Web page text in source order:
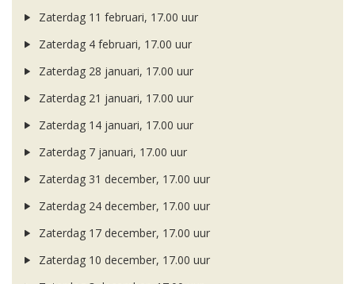
Zaterdag 11 februari, 17.00 uur
Zaterdag 4 februari, 17.00 uur
Zaterdag 28 januari, 17.00 uur
Zaterdag 21 januari, 17.00 uur
Zaterdag 14 januari, 17.00 uur
Zaterdag 7 januari, 17.00 uur
Zaterdag 31 december, 17.00 uur
Zaterdag 24 december, 17.00 uur
Zaterdag 17 december, 17.00 uur
Zaterdag 10 december, 17.00 uur